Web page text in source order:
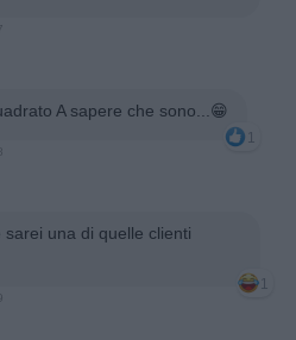
A sapere che sono...😁
1
sarei una di quelle clienti
1